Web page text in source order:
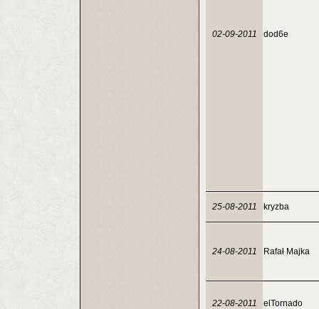
02-09-2011 dod6e
25-08-2011 kryzba
24-08-2011 Rafał Majka
22-08-2011 elTornado